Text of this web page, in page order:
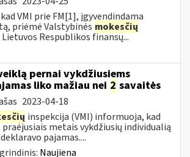
VMI prie FM[1], įgyvendindama
priėmė Valstybinės mokesčių
Respublikos finansų...
pernai vykdžiusiems
liko mažiau nei 2 savaitės
2023-04-18
inspekcija (VMI) informuoja, kad
metais vykdžiusių individualią
pajamas....
Naujiena